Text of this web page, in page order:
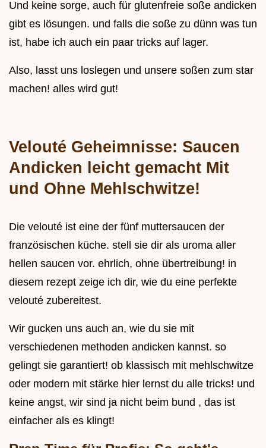
Und keine sorge, auch für glutenfreie soße andicken
gibt es lösungen. und falls die soße zu dünn was tun
ist, habe ich auch ein paar tricks auf lager.
Also, lasst uns loslegen und unsere soßen zum star
machen! alles wird gut!
Velouté Geheimnisse: Saucen
Andicken leicht gemacht Mit
und Ohne Mehlschwitze!
Die velouté ist eine der fünf muttersaucen der
französischen küche. stell sie dir als uroma aller
hellen saucen vor. ehrlich, ohne übertreibung! in
diesem rezept zeige ich dir, wie du eine perfekte
velouté zubereitest.
Wir gucken uns auch an, wie du sie mit
verschiedenen methoden andicken kannst. so
gelingt sie garantiert! ob klassisch mit mehlschwitze
oder modern mit stärke hier lernst du alle tricks! und
keine angst, wir sind ja nicht beim bund , das ist
einfacher als es klingt!